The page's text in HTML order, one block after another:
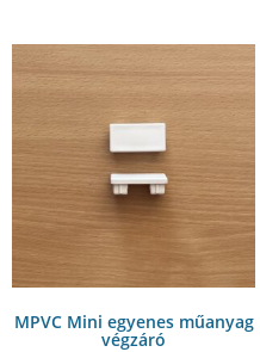
MPVC Mini egyenes műanyag
végzáró